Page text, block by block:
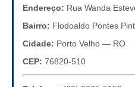
Endereço: Rua Wanda
Bairro: Flodoaldo Pontes
Cidade: Porto Velho — RO
CEP: 76820-510